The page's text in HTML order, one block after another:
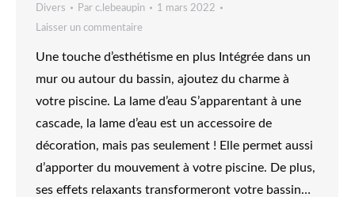
Divers Par c.lebeaupin
1 mars 2022
Laisser un commentaire
Une touche d’esthétisme en plus Intégrée dans un
mur ou autour du bassin, ajoutez du charme à
votre piscine. La lame d’eau S’apparentant à une
cascade, la lame d’eau est un accessoire de
décoration, mais pas seulement ! Elle permet aussi
d’apporter du mouvement à votre piscine. De plus,
ses effets relaxants transformeront votre bassin…